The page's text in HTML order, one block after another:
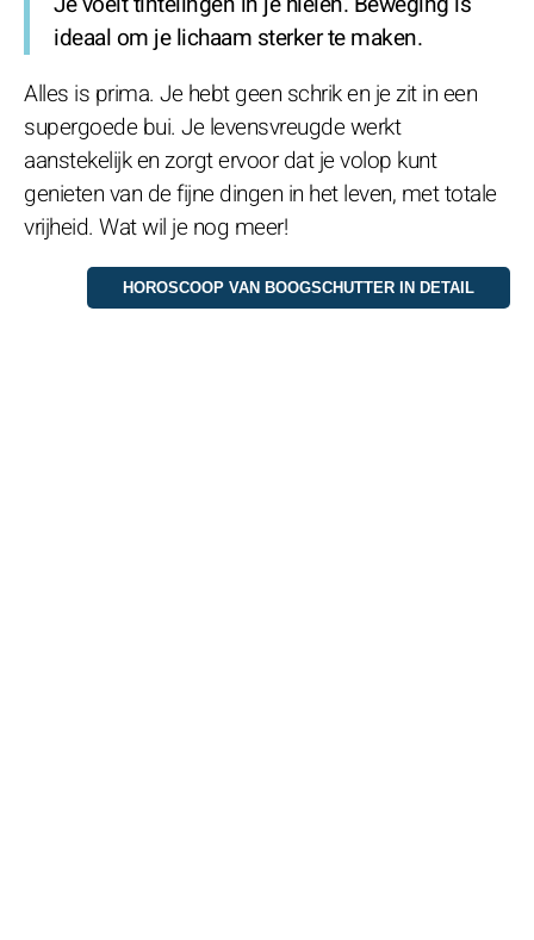
ideaal om je lichaam sterker te maken.
Alles is prima. Je hebt geen schrik en je zit in een
supergoede bui. Je levensvreugde werkt
aanstekelijk en zorgt ervoor dat je volop kunt
genieten van de fijne dingen in het leven, met totale
vrijheid. Wat wil je nog meer!